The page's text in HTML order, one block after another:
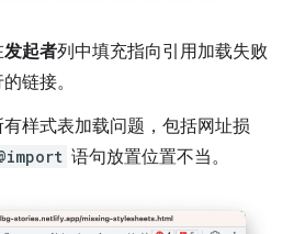
发起者列中填充指向引用加载失败
链接。
样式表加载问题，包括网址损
语句放置位置不当。